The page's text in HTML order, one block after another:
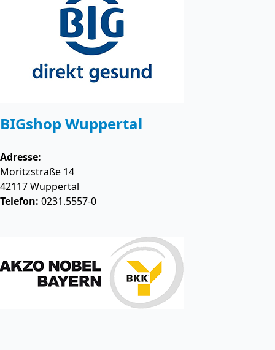
BIGshop Wuppertal
Adresse:
Moritzstraße 14
42117Wuppertal
Telefon: 0231.5557-0